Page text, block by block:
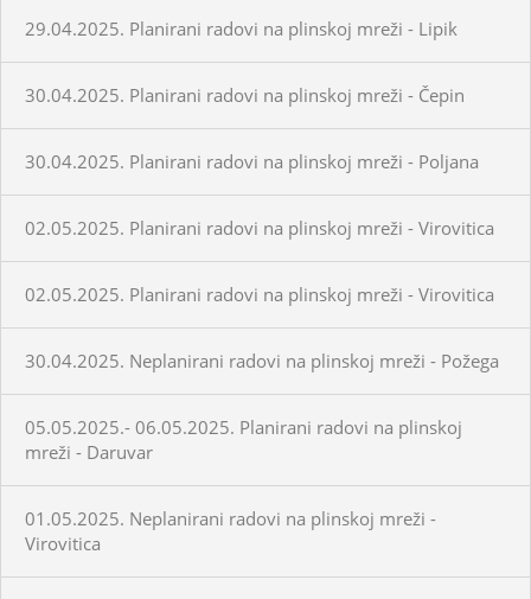
29.04.2025. Planirani radovi na plinskoj mreži - Lipik
30.04.2025. Planirani radovi na plinskoj mreži - Čepin
30.04.2025. Planirani radovi na plinskoj mreži - Poljana
02.05.2025. Planirani radovi na plinskoj mreži - Virovitica
02.05.2025. Planirani radovi na plinskoj mreži - Virovitica
30.04.2025. Neplanirani radovi na plinskoj mreži - Požega
05.05.2025.- 06.05.2025. Planirani radovi na plinskoj
mreži - Daruvar
01.05.2025. Neplanirani radovi na plinskoj mreži -
Virovitica